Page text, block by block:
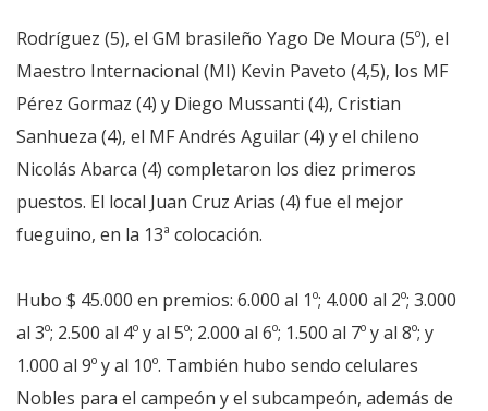
Rodríguez (5), el GM brasileño Yago De Moura (5º), el
Maestro Internacional (MI) Kevin Paveto (4,5), los MF
Pérez Gormaz (4) y Diego Mussanti (4), Cristian
Sanhueza (4), el MF Andrés Aguilar (4) y el chileno
Nicolás Abarca (4) completaron los diez primeros
puestos. El local Juan Cruz Arias (4) fue el mejor
fueguino, en la 13ª colocación.
Hubo $ 45.000 en premios: 6.000 al 1º; 4.000 al 2º; 3.000
al 3º; 2.500 al 4º y al 5º; 2.000 al 6º; 1.500 al 7º y al 8º; y
1.000 al 9º y al 10º. También hubo sendo celulares
Nobles para el campeón y el subcampeón, además de